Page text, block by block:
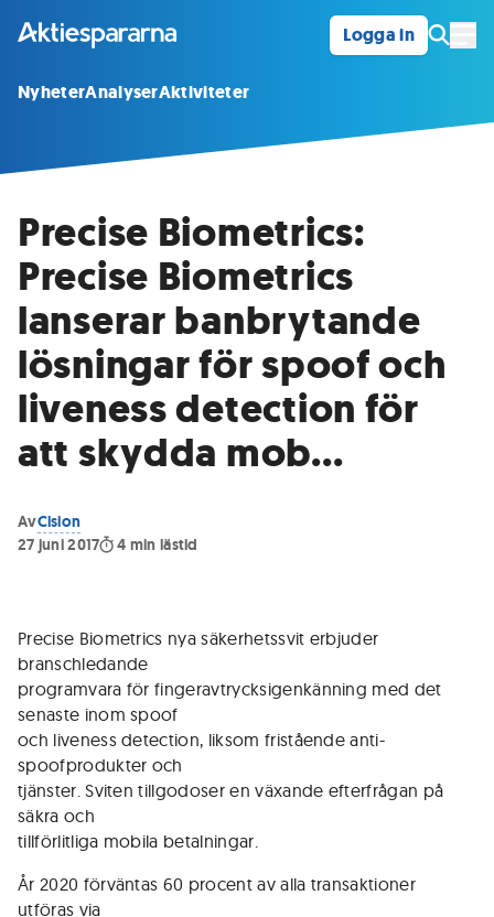
Logga in
NyheterAnalyserAktiviteter
Precise Biometrics:
Precise Biometrics
lanserar banbrytande
lösningar för spoof och
liveness detection för
att skydda mob...
AvCision
27 juni 2017
4 min lästid
Precise Biometrics nya säkerhetssvit erbjuder
branschledande
programvara för fingeravtrycksigenkänning med det
senaste inom spoof
och liveness detection, liksom fristående anti-
spoofprodukter och
tjänster. Sviten tillgodoser en växande efterfrågan på
säkra och
tillförlitliga mobila betalningar.
År 2020 förväntas 60 procent av alla transaktioner
utföras via